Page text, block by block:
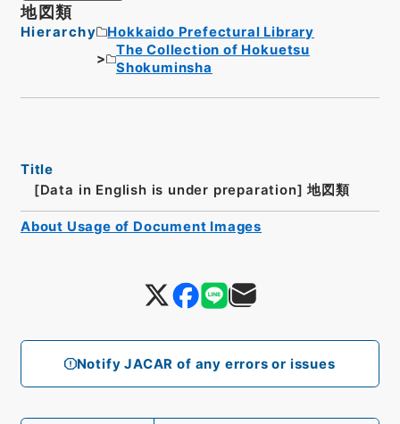
地図類
Hierarchy
Hokkaido Prefectural Library
The Collection of Hokuetsu
Shokuminsha
Notify JACAR of any errors or issues
Title
[Data in English is under preparation] 地図類
About Usage of Document Images